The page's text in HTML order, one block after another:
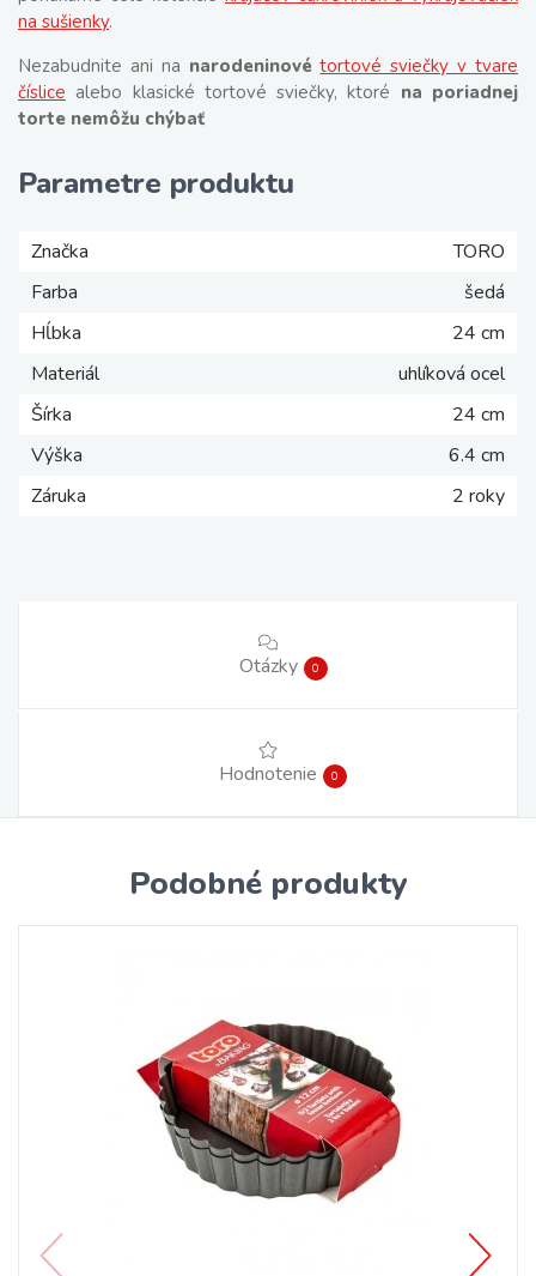
na sušienky.
Nezabudnite ani na narodeninové tortové sviečky v tvare
číslice alebo klasické tortové sviečky, ktoré na poriadnej
torte nemôžu chýbať
Parametre produktu
Značka
TORO
Farba
šedá
Hĺbka
24 cm
Materiál
uhlíková ocel
Šírka
24 cm
Výška
6.4 cm
Záruka
2 roky
Otázky 0
Hodnotenie 0
Podobné produkty